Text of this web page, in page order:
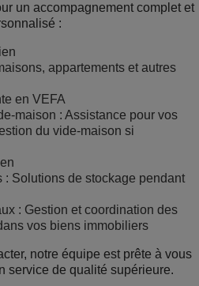
un accompagnement complet et
:
appartements et autres
en VEFA
maison : Assistance pour vos
du vide-maison si
: Solutions de stockage pendant
: Gestion et coordination des
vos biens immobiliers
notre équipe est prête à vous
service de qualité supérieure.